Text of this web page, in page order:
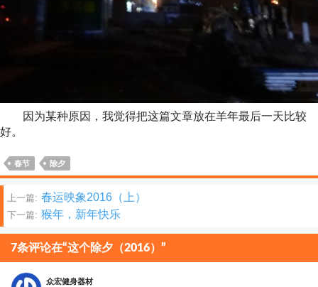
因为某种原因，我觉得把这篇文章放在羊年最后一天比较
好。
春节 除夕
文
章
分
页
上一篇: 春运映象2016（上）
下一篇: 猴年，新年快乐
7条评论在“这个除夕（2016）”
众宏健身器材